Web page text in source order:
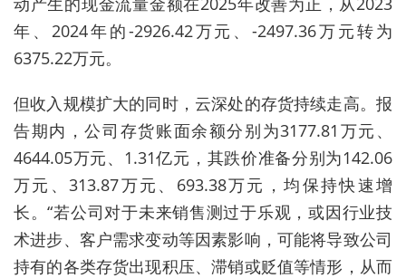
年、2024年的-2926.42万元、-2497.36万元转为
6375.22万元。
但收入规模扩大的同时，云深处的存货持续走高。报
告期内，公司存货账面余额分别为3177.81万元、
4644.05万元、1.31亿元，其跌价准备分别为142.06
万元、313.87万元、693.38万元，均保持快速增
长。“若公司对于未来销售测过于乐观，或因行业技
术进步、客户需求变动等因素影响，可能将导致公司
持有的各类存货出现积压、滞销或贬值等情形，从而